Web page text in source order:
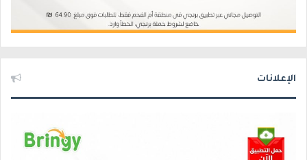
الإعلانات